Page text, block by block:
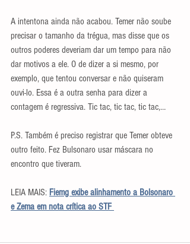
A intentona ainda não acabou. Temer não soube
precisar o tamanho da trégua, mas disse que os
outros poderes deveriam dar um tempo para não
dar motivos a ele. O de dizer a si mesmo, por
exemplo, que tentou conversar e não quiseram
ouvi-lo. Essa é a outra senha para dizer a
contagem é regressiva. Tic tac, tic tac, tic tac,…
P.S. Também é preciso registrar que Temer obteve
outro feito. Fez Bulsonaro usar máscara no
encontro que tiveram.
LEIA MAIS: Fiemg exibe alinhamento a Bolsonaro
e Zema em nota crítica ao STF